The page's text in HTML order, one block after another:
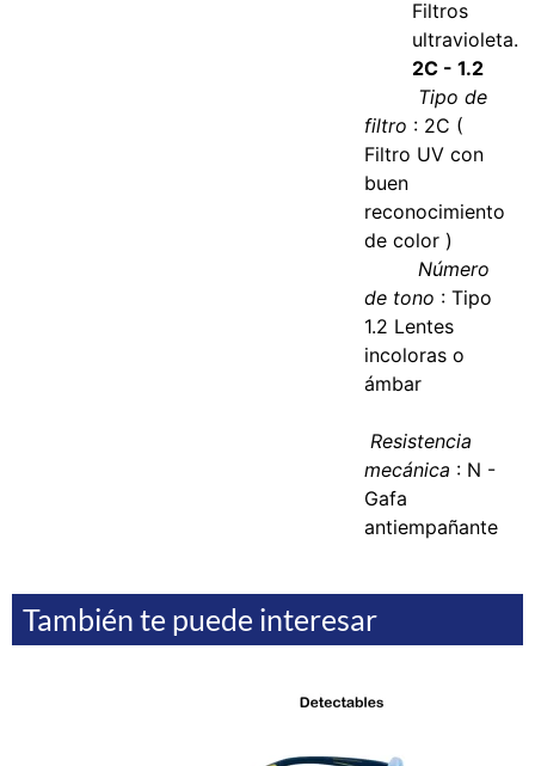
Filtros
ultravioleta.
2C - 1.2
Tipo de
filtro : 2C (
Filtro UV con
buen
reconocimiento
de color )
Número
de tono : Tipo
1.2 Lentes
incoloras o
ámbar
Resistencia
mecánica : N -
Gafa
antiempañante
También te puede interesar